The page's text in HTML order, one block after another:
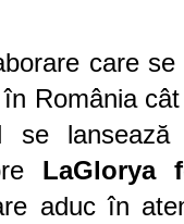
care se
România
se
LaGlorya
aduc în